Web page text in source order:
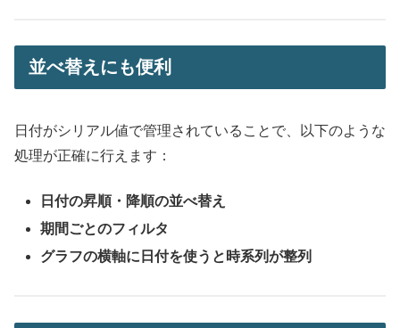
並べ替えにも便利
日付がシリアル値で管理されていることで、以下のような
処理が正確に行えます：
日付の昇順・降順の並べ替え
期間ごとのフィルタ
グラフの横軸に日付を使うと時系列が整列